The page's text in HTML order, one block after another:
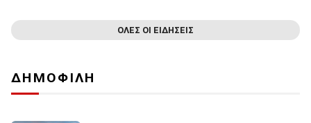
ΟΛΕΣ ΟΙ ΕΙΔΗΣΕΙΣ
ΔΗΜΟΦΙΛΗ